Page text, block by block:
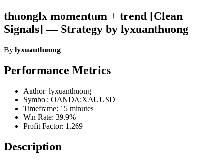
thuonglx momentum + trend [Clean
Signals] — Strategy by lyxuanthuong
By lyxuanthuong
Performance Metrics
Author: lyxuanthuong
Symbol: OANDA:XAUUSD
Timeframe: 15 minutes
Win Rate: 39.9%
Profit Factor: 1.269
Description